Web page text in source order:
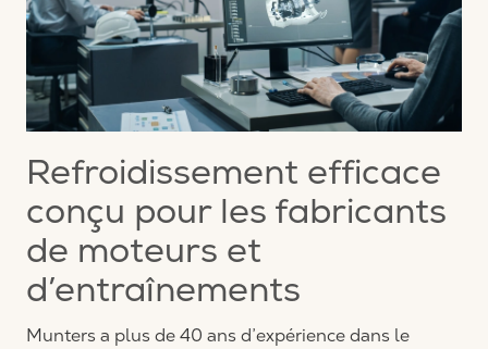
Refroidissement efficace
conçu pour les fabricants
de moteurs et
d’entraînements
Munters a plus de 40 ans d’expérience dans le